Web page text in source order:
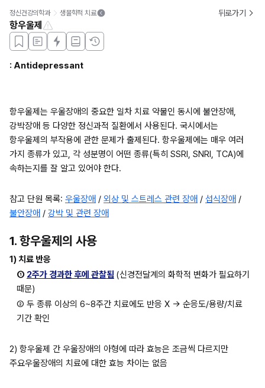
정신건강의학과 생물학적 치료 뒤로가기
항우울제
: Antidepressant
항우울제는 우울장애의 중요한 일차 치료 약물인 동시에 불안장애,
강박장애 등 다양한 정신과적 질환에서 사용된다. 국시에서는
항우울제의 부작용에 관한 문제가 출제된다. 항우울제에는 매우 여러
가지 종류가 있고, 각 성분명이 어떤 종류(특히 SSRI, SNRI, TCA)에
속하는지를 잘 알고 있어야 한다.
참고 단원 목록: 우울장애 / 외상 및 스트레스 관련 장애 / 섭식장애
불안장애 / 강박 및 관련 장애
1. 항우울제의 사용
1) 치료 반응
① 2주가 경과한 후에 관찰됨 (신경전달계의 화학적 변화가 필요하기
때문)
② 두 종류 이상의 6~8주간 치료에도 반응 X → 순응도/용량/치료
기간 확인
2) 항우울제 간 우울장애의 아형에 따라 효능은 조금씩 다르지만
주요우울장애의 치료에 대한 효능 차이는 없음